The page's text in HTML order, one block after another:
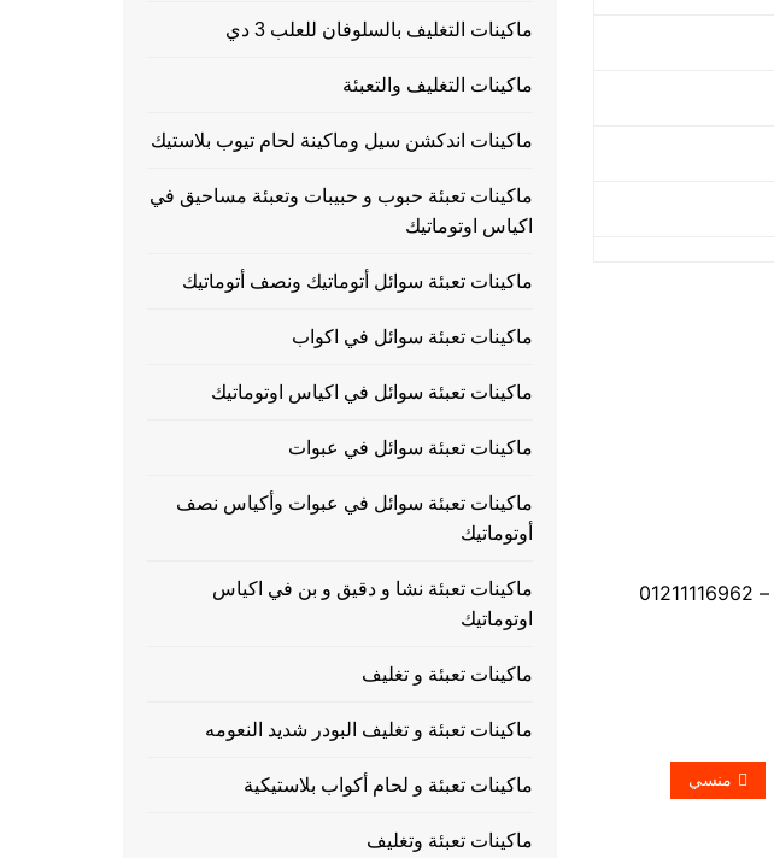
منسي
ماكينات التغليف بالسلوفان للعلب 3 دي
ماكينات التغليف والتعبئة
ماكينات اندكشن سيل وماكينة لحام تيوب بلاستيك
ماكينات تعبئة حبوب و حبيبات وتعبئة مساحيق في
اكياس اوتوماتيك
ماكينات تعبئة سوائل أتوماتيك ونصف أتوماتيك
ماكينات تعبئة سوائل في اكواب
ماكينات تعبئة سوائل في اكياس اوتوماتيك
ماكينات تعبئة سوائل في عبوات
ماكينات تعبئة سوائل في عبوات وأكياس نصف
أوتوماتيك
ماكينات تعبئة نشا و دقيق و بن في اكياس
اوتوماتيك
ماكينات تعبئة و تغليف
ماكينات تعبئة و تغليف البودر شديد النعومه
ماكينات تعبئة و لحام أكواب بلاستيكية
ماكينات تعبئة وتغليف